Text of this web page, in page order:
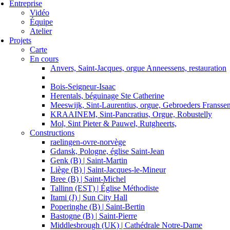
Entreprise
Vidéo
Équipe
Atelier
Projets
Carte
En cours
Anvers, Saint-Jacques, orgue Anneessens, restauration
Bois-Seigneur-Isaac
Herentals, béguinage Ste Catherine
Meeswijk, Sint-Laurentius, orgue, Gebroeders
KRAAINEM, Sint-Pancratius, Orgue, Robustelly
Mol, Sint Pieter & Pauwel, Rutgheerts,
Constructions
raelingen-ovre-norvège
Gdansk, Pologne, église Saint-Jean
Genk (B) | Saint-Martin
Liège (B) | Saint-Jacques-le-Mineur
Bree (B) | Saint-Michel
Tallinn (EST) | Église Méthodiste
Itami (J) | Sun City Hall
Poperinghe (B) | Saint-Bertin
Bastogne (B) | Saint-Pierre
Middlesbrough (UK) | Cathédrale Notre-Dame